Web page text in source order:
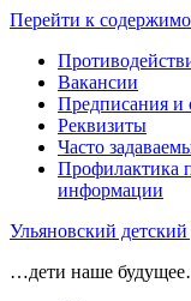
Перейти к
Вакансии
Предписания и
Реквизиты
Часто
Профилактика
информации
Ульяновский
…дети наше